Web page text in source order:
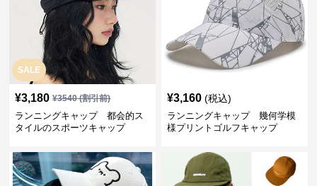
SALE
¥3,180 ¥3540(割引前)
ランニングキャップ 都会的ス
タイルのスポーツキャップ
¥3,160 (税込)
ランニングキャップ 幾何学模
様プリントゴルフキャップ